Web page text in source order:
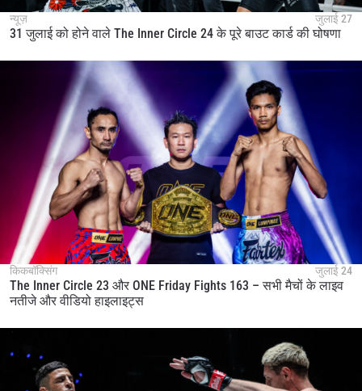
न्यूज़ जुलाई 27
31 जुलाई को होने वाले The Inner Circle 24 के पूरे बाउट कार्ड की घोषणा
किकबॉक्सिंग जुलाई 24
The Inner Circle 23 और ONE Friday Fights 163 – सभी मैचों के लाइव
नतीजे और वीडियो हाइलाइट्स